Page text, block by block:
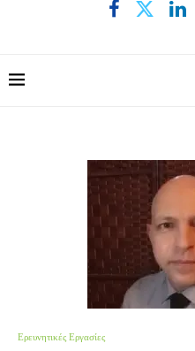
Ερευνητικές Εργασίες